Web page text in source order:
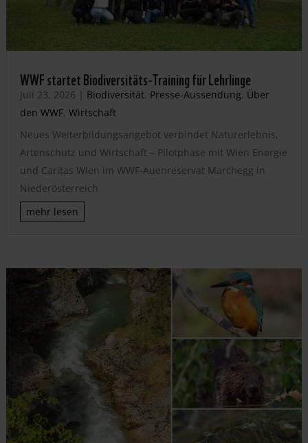
WWF startet Biodiversitäts-Training für Lehrlinge
Juli 23, 2026 | Biodiversität, Presse-Aussendung, Über
den WWF, Wirtschaft
Neues Weiterbildungsangebot verbindet Naturerlebnis,
Artenschutz und Wirtschaft – Pilotphase mit Wien Energie
und Caritas Wien im WWF-Auenreservat Marchegg in
Niederösterreich
mehr lesen